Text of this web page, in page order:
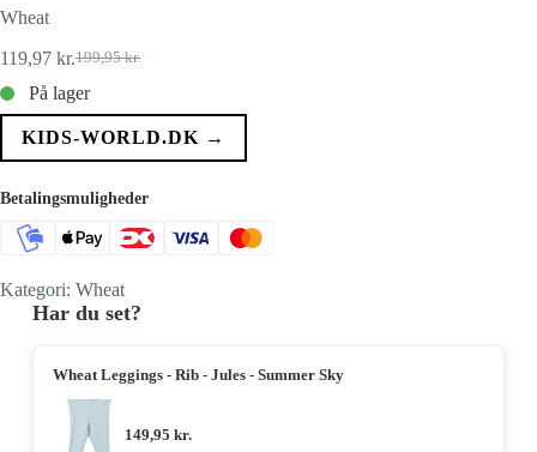
Wheat
199,95kr.
Den
oprindelige
pris
var:
119,97 kr.Den
aktuelle
pris
er:
På lager
KIDS-WORLD.DK →
Betalingsmuligheder
Kategori: Wheat
Har du set?
Wheat Leggings - Rib - Jules - Summer Sky
149,95 kr.